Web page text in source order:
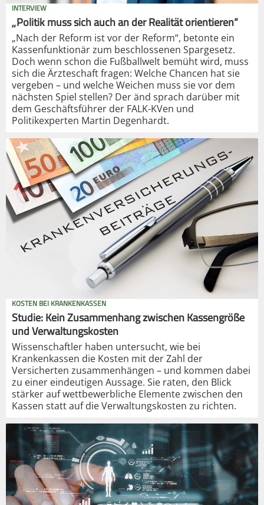
INTERVIEW
„Politik muss sich auch an der Realität orientieren“
„Nach der Reform ist vor der Reform“, betonte ein
Kassenfunktionär zum beschlossenen Spargesetz.
Doch wenn schon die Fußballwelt bemüht wird, muss
sich die Ärzteschaft fragen: Welche Chancen hat sie
vergeben – und welche Weichen muss sie vor dem
nächsten Spiel stellen? Der änd sprach darüber mit
dem Geschäftsführer der FALK-KVen und
Politikexperten Martin Degenhardt.
KOSTEN BEI KRANKENKASSEN
Studie: Kein Zusammenhang zwischen Kassengröße
und Verwaltungskosten
Wissenschaftler haben untersucht, wie bei
Krankenkassen die Kosten mit der Zahl der
Versicherten zusammenhängen – und kommen dabei
zu einer eindeutigen Aussage. Sie raten, den Blick
stärker auf wettbewerbliche Elemente zwischen den
Kassen statt auf die Verwaltungskosten zu richten.